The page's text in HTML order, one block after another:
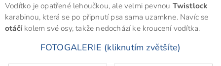
Vodítko je opatřené lehoučkou, ale velmi pevnou Twistlock
karabinou, která se po připnutí psa sama uzamkne. Navíc se
otáčíkolem své osy, takže nedochází ke kroucení vodítka.
FOTOGALERIE (kliknutím zvětšíte)